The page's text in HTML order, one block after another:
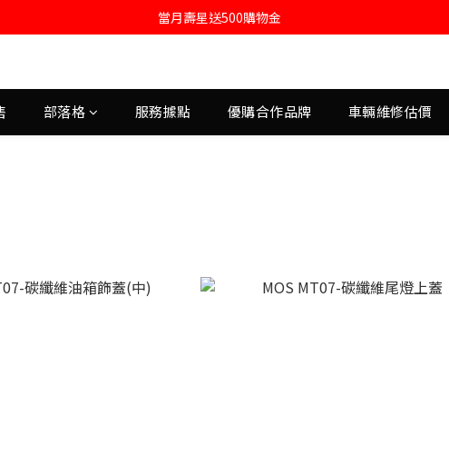
註冊會員即送購物金100
當月壽星送500購物金
部落格 服務據點 優購合作品牌 車輛維修估價